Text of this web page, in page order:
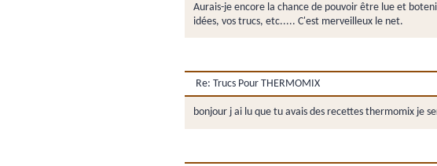
Aurais-je encore la chance de pouvoir être lue et
idées, vos trucs, etc..... C'est merveilleux le net.
Re: Trucs Pour THERMOMIX
bonjour j ai lu que tu avais des recettes thermomix je